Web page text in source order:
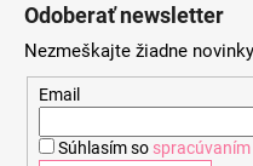
Odoberať newsletter
Nezmeškajte žiadne
Email
Súhlasím so